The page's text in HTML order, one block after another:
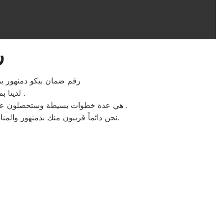
رقم ضمان بيكو دمنهور
لدينا بمقر مركز صيانه بيكو دمنهور ستجدون سهولة الخدمة لتواجد المكونات الاصلية .
هي عدة خطوات بسيطة وستحصلون علي افضل خدمات اصلاح الاجهزة الكهربائية المنزلية بيكو بحد اقصي اربعة وعشرون ساعة بجميع احياء دمنهور .
نحن دائماً قريبون منك بدمنهور والمناطق المحيطة، نحن بجانبك لتقديم الدعم الفني والمشورة وضمان إصلاح سريع، فقط ثق بنا وبكفائتنا المهنية.